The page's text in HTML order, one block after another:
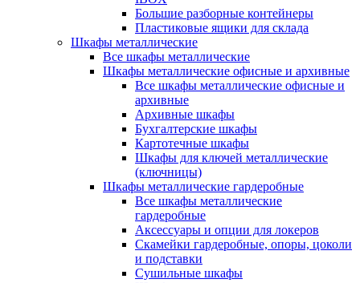
Большие разборные контейнеры
Пластиковые ящики для склада
Шкафы металлические
Все шкафы металлические
Шкафы металлические офисные и архивные
Все шкафы металлические офисные и
архивные
Архивные шкафы
Бухгалтерские шкафы
Картотечные шкафы
Шкафы для ключей металлические
(ключницы)
Шкафы металлические гардеробные
Все шкафы металлические
гардеробные
Аксессуары и опции для локеров
Скамейки гардеробные, опоры, цоколи
и подставки
Сушильные шкафы